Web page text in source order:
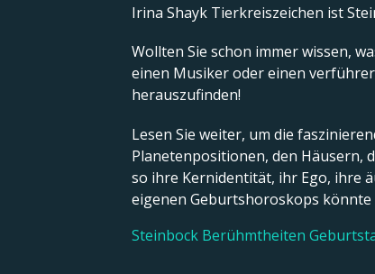
Irina Shayk Tierkreiszeichen ist
Wollten Sie schon immer wissen,
einen Musiker oder einen
herauszufinden!
Lesen Sie weiter, um die
Planetenpositionen, den Häusern,
so ihre Kernidentität, ihr Ego, ihre
eigenen Geburtshoroskops
Steinbock Berühmtheiten